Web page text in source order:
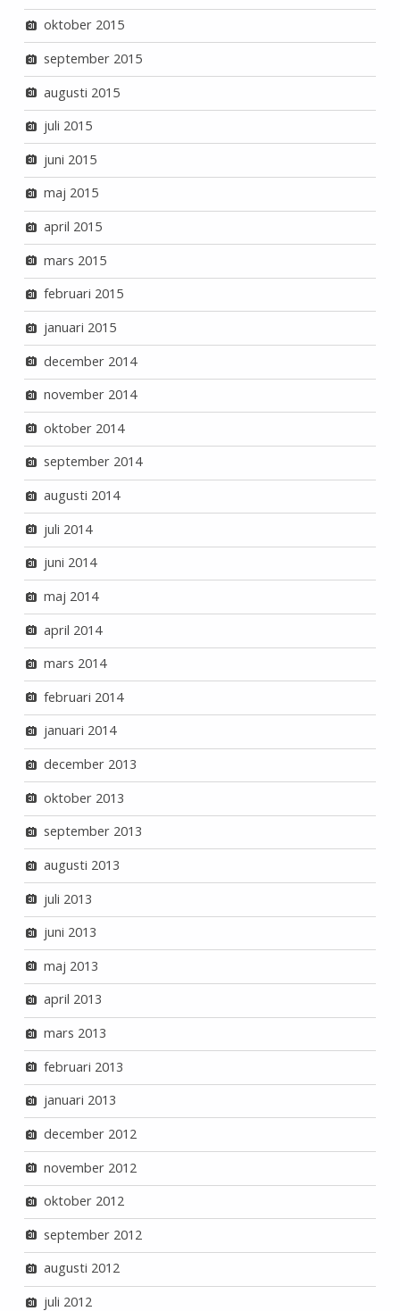
oktober 2015
september 2015
augusti 2015
juli 2015
juni 2015
maj 2015
april 2015
mars 2015
februari 2015
januari 2015
december 2014
november 2014
oktober 2014
september 2014
augusti 2014
juli 2014
juni 2014
maj 2014
april 2014
mars 2014
februari 2014
januari 2014
december 2013
oktober 2013
september 2013
augusti 2013
juli 2013
juni 2013
maj 2013
april 2013
mars 2013
februari 2013
januari 2013
december 2012
november 2012
oktober 2012
september 2012
augusti 2012
juli 2012